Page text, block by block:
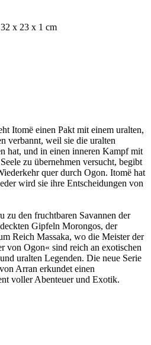
x 23 x 1 cm
Itomë einen Pakt mit einem uralten,
verbannt, weil sie die uralten
hat, und in einen inneren Kampf mit
zu übernehmen versucht, begibt
quer durch Ogon. Itomë hat
wird sie ihre Entscheidungen von
zu den fruchtbaren Savannen der
Gipfeln Morongos, der
Reich Massaka, wo die Meister der
von Ogon« sind reich an exotischen
uralten Legenden. Die neue Serie
Arran erkundet einen
voller Abenteuer und Exotik.